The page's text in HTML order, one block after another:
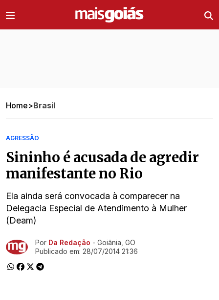
Home>Brasil
AGRESSÃO
Sininho é acusada de agredir
manifestante no Rio
Ela ainda será convocada à comparecer na
Delegacia Especial de Atendimento à Mulher
(Deam)
Ir direto pra matéria
Por Da Redação - Goiânia, GO
Publicado em: 28/07/2014 21:36